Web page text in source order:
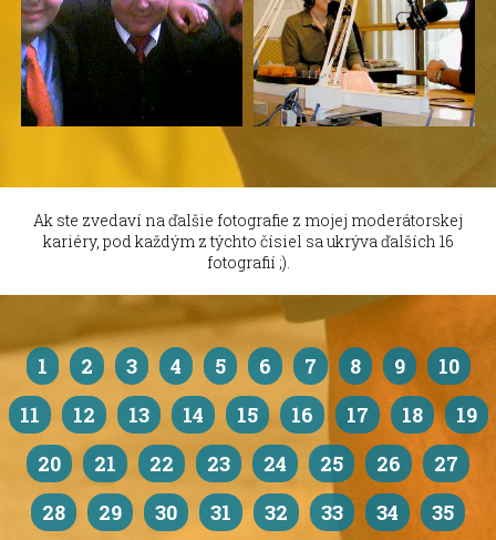
Ak ste zvedaví na ďalšie fotografie z mojej moderátorskej
kariéry, pod každým z týchto čísiel sa ukrýva ďalších 16
fotografií ;).
1 2 3 4 5 6 7 8 9
10
11
12 13 14 15 16 17 18
19
20
21 22 23 24 25 26
27
28
29 30 31 32 33 34
35